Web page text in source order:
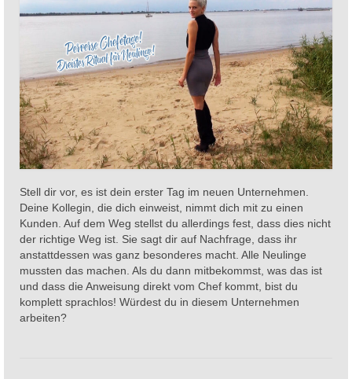
Stell dir vor, es ist dein erster Tag im neuen Unternehmen.
Deine Kollegin, die dich einweist, nimmt dich mit zu einen
Kunden. Auf dem Weg stellst du allerdings fest, dass dies nicht
der richtige Weg ist. Sie sagt dir auf Nachfrage, dass ihr
anstattdessen was ganz besonderes macht. Alle Neulinge
mussten das machen. Als du dann mitbekommst, was das ist
und dass die Anweisung direkt vom Chef kommt, bist du
komplett sprachlos! Würdest du in diesem Unternehmen
arbeiten?